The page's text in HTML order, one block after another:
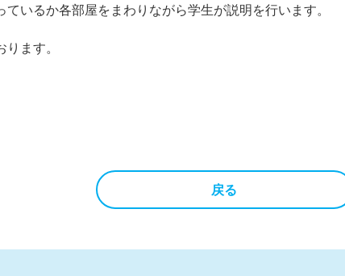
いるか各部屋をまわりながら学生が説明を行います。
ます。
戻る